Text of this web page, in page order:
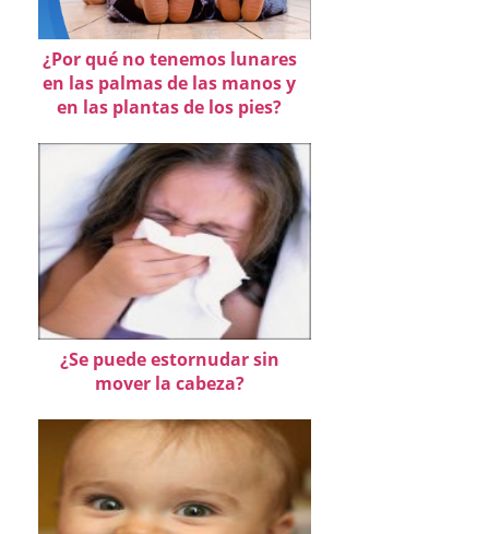
¿Por qué no tenemos lunares
en las palmas de las manos y
en las plantas de los pies?
¿Se puede estornudar sin
mover la cabeza?